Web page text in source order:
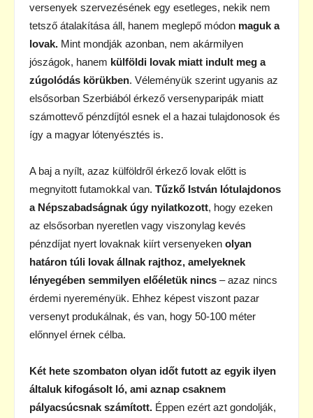
versenyek szervezésének egy esetleges, nekik nem
tetsző átalakítása áll, hanem meglepő módon maguk a
lovak. Mint mondják azonban, nem akármilyen
jószágok, hanem külföldi lovak miatt indult meg a
zúgolódás körükben. Véleményük szerint ugyanis az
elsősorban Szerbiából érkező versenyparipák miatt
számottevő pénzdíjtól esnek el a hazai tulajdonosok és
így a magyar lótenyésztés is.
A baj a nyílt, azaz külföldről érkező lovak előtt is
megnyitott futamokkal van. Tűzkő István lótulajdonos
a Népszabadságnak úgy nyilatkozott, hogy ezeken
az elsősorban nyeretlen vagy viszonylag kevés
pénzdíjat nyert lovaknak kiírt versenyeken olyan
határon túli lovak állnak rajthoz, amelyeknek
lényegében semmilyen előéletük nincs – azaz nincs
érdemi nyereményük. Ehhez képest viszont pazar
versenyt produkálnak, és van, hogy 50-100 méter
előnnyel érnek célba.
Két hete szombaton olyan időt futott az egyik ilyen
általuk kifogásolt ló, ami aznap csaknem
pályacsúcsnak számított. Éppen ezért azt gondolják,